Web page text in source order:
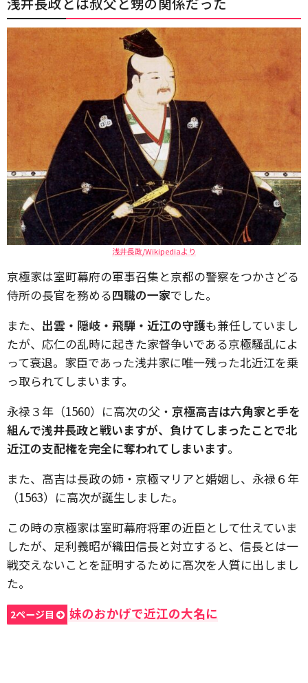
浅井長政/Wikipediaより
京極家は室町幕府の軍事召集と京都の警察をつかさどる
侍所の長官を務める四職の一家でした。
また、 出雲・隠岐・飛騨・近江の守護も兼任していまし
たが、応仁の乱時に起きた家督争いである京極騒乱によ
って衰退。家臣であった浅井家に唯一残った北近江を乗
っ取られてしまいます。
永禄３年（1560）に高次の父・ 京極高吉は六角家と手を
組んで浅井長政と戦いますが、負けてしまったことで北
近江の支配権を完全に奪われてしまいます。
また、高吉は長政の姉・京極マリアと婚姻し、永禄６年
（1563）に高次が誕生しました。
この時の京極家は室町幕府将軍の近臣として仕えていま
したが、足利義昭が織田信長と対立すると、信長とは一
戦交えないことを証明するために高次を人質に出しまし
た。
2ページ目 妹のおかげで近江の大名に